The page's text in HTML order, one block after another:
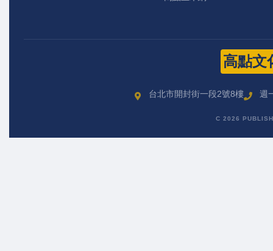
高點文
台北市開封街一段2號8樓 週
C 2026